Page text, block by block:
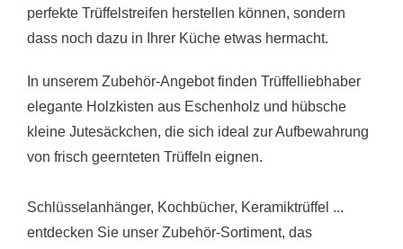
perfekte Trüffelstreifen herstellen können, sondern
dass noch dazu in Ihrer Küche etwas hermacht.
In unserem Zubehör-Angebot finden Trüffelliebhaber
elegante Holzkisten aus Eschenholz und hübsche
kleine Jutesäckchen, die sich ideal zur Aufbewahrung
von frisch geernteten Trüffeln eignen.
Schlüsselanhänger, Kochbücher, Keramiktrüffel ...
entdecken Sie unser Zubehör-Sortiment, das